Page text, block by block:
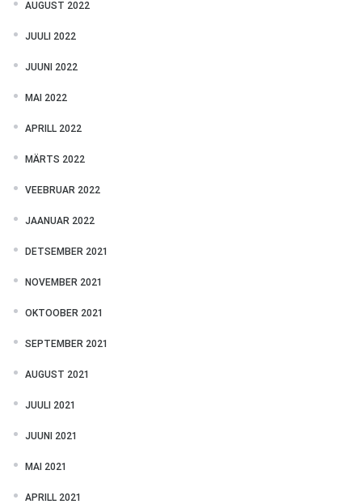
AUGUST 2022
JUULI 2022
JUUNI 2022
MAI 2022
APRILL 2022
MÄRTS 2022
VEEBRUAR 2022
JAANUAR 2022
DETSEMBER 2021
NOVEMBER 2021
OKTOOBER 2021
SEPTEMBER 2021
AUGUST 2021
JUULI 2021
JUUNI 2021
MAI 2021
APRILL 2021